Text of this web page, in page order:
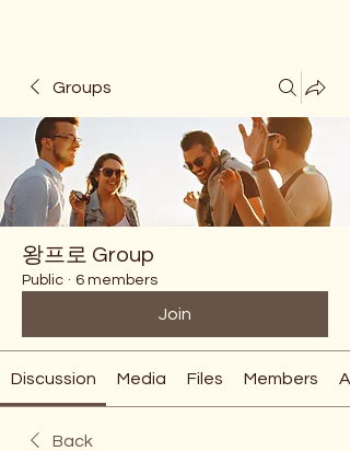
Groups
왕프로 Group
Public · 6 members
Join
Discussion Media Files Members
Back